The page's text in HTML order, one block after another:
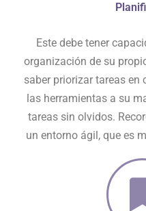
Este debe tener
organización de su
saber priorizar tareas
las herramientas a su
tareas sin olvidos.
un entorno ágil, que es